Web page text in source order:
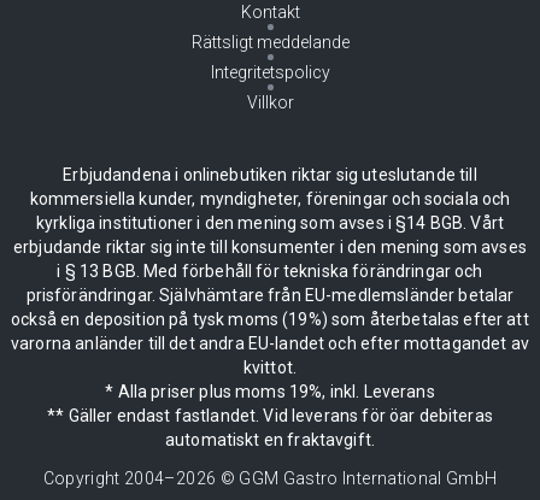
Kontakt
Rättsligt meddelande
Integritetspolicy
Villkor
Erbjudandena i onlinebutiken riktar sig uteslutande till
kommersiella kunder, myndigheter, föreningar och sociala och
kyrkliga institutioner i den mening som avses i §14 BGB. Vårt
erbjudande riktar sig inte till konsumenter i den mening som avses
i § 13 BGB. Med förbehåll för tekniska förändringar och
prisförändringar. Självhämtare från EU-medlemsländer betalar
också en deposition på tysk moms (19%) som återbetalas efter att
varorna anländer till det andra EU-landet och efter mottagandet av
kvittot.
* Alla priser plus moms 19%, inkl. Leverans
** Gäller endast fastlandet. Vid leverans för öar debiteras
automatiskt en fraktavgift.
Copyright 2004–2026 © GGM Gastro International GmbH